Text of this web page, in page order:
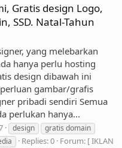
Gratis design Logo,
SSD. Natal-Tahun
yang melebarkan
hanya perlu hosting
design dibawah ini
gambar/grafis
pribadi sendiri Semua
perlukan hanya...
design
gratis domain
Replies: 0 Forum: [ IKLAN